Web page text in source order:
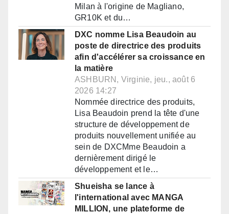
Milan à l'origine de Magliano,
GR10K et du…
DXC nomme Lisa Beaudoin au
poste de directrice des produits
afin d'accélérer sa croissance en
la matière
ASHBURN, Virginie, jeu., août 6
2026 14:27
Nommée directrice des produits,
Lisa Beaudoin prend la tête d'une
structure de développement de
produits nouvellement unifiée au
sein de DXCMme Beaudoin a
dernièrement dirigé le
développement et le…
Shueisha se lance à
l'international avec MANGA
MILLION, une plateforme de